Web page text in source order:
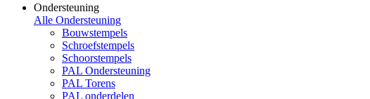
Ondersteuning
Alle Ondersteuning
Bouwstempels
Schroefstempels
Schoorstempels
PAL Ondersteuning
PAL Torens
PAL onderdelen